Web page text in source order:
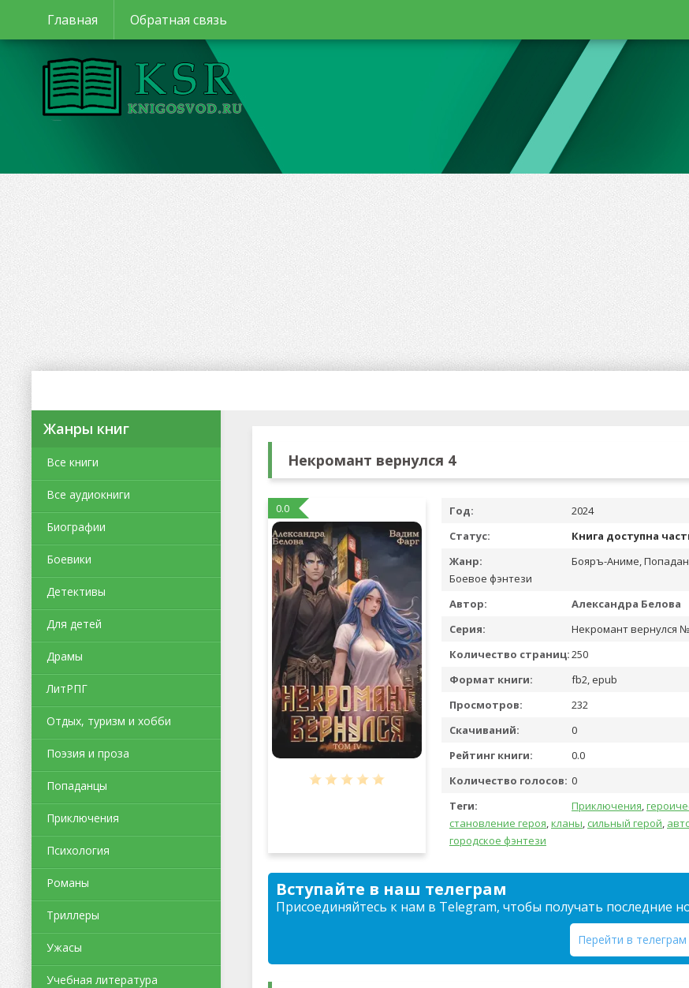
Главная Обратная связь
Жанры книг
Все книги
Все аудиокниги
Биографии
Боевики
Детективы
Для детей
Драмы
ЛитРПГ
Отдых, туризм и хобби
Поэзия и проза
Попаданцы
Приключения
Психология
Романы
Триллеры
Ужасы
Учебная литература
Некромант вернулся 4
0.0 Год:
2024
Статус:
Книга доступна
Жанр:
Бояръ-Аниме,
Боевое фэнтези
Автор:
Александра Белова
Серия:
Некромант вернулся
Количество страниц:250
Формат книги:
fb2, epub
Просмотров:
232
Скачиваний:
0
Рейтинг книги:
0.0
Количество голосов: 0
Теги:
Приключения,
становление героя,кланы, сильный герой,
городское фэнтези
Вступайте в наш телеграм
Присоединяйтесь к нам в Telegram, чтобы получать последние
Перейти в телеграм